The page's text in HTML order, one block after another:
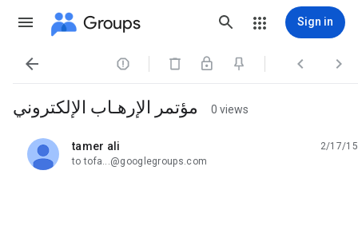
Groups Sign in
   
مؤتمر الإرهـاب الإلكتروني 0 views
tamer ali
unread,
2/17/15
to tofa...@googlegroups.com